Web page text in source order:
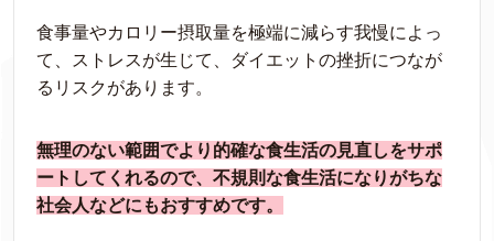
食事量やカロリー摂取量を極端に減らす我慢によっ
て、ストレスが生じて、ダイエットの挫折につなが
るリスクがあります。
無理のない範囲でより的確な食生活の見直しをサポ
ートしてくれるので、不規則な食生活になりがちな
社会人などにもおすすめです。